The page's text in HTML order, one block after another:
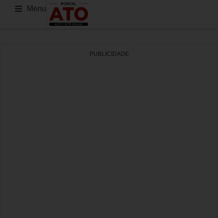
Menu
PUBLICIDADE